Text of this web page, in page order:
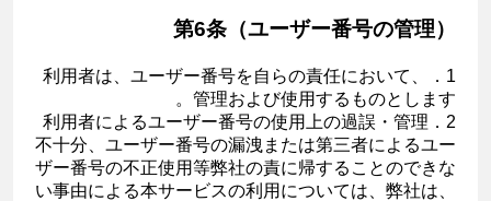
第6条（ユーザー番号の管理）
1．利用者は、ユーザー番号を自らの責任において、
管理および使用するものとします。
2．利用者によるユーザー番号の使用上の過誤・管理
不十分、ユーザー番号の漏洩または第三者によるユー
ザー番号の不正使用等弊社の責に帰することのできな
い事由による本サービスの利用については、弊社は、